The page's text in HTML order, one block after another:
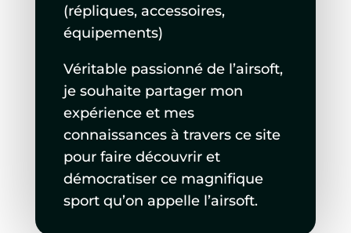
(répliques, accessoires,
équipements)
Véritable passionné de l’airsoft,
je souhaite partager mon
expérience et mes
connaissances à travers ce site
pour faire découvrir et
démocratiser ce magnifique
sport qu’on appelle l’airsoft.